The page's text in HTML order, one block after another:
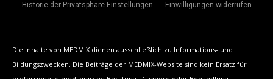
Historie der Privatsphäre-Einstellungen
Einwilligungen widerrufen
Die Inhalte von MEDMIX dienen ausschließlich zu Informations- und
Bildungszwecken. Die Beiträge der MEDMIX-Website sind kein Ersatz für